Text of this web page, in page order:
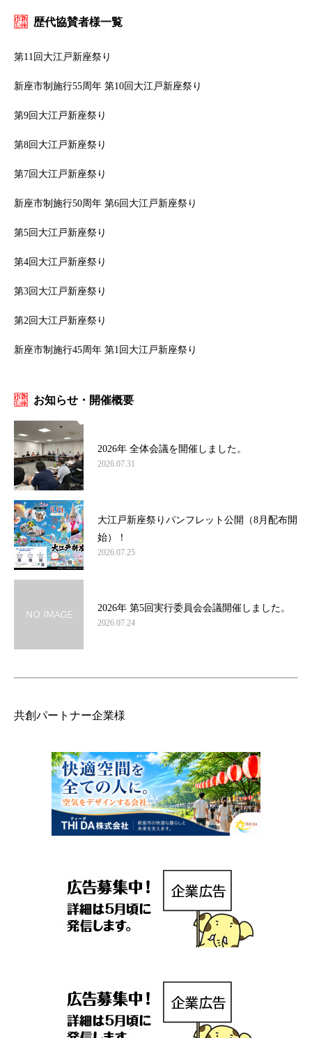
歴代協賛者様一覧
第11回大江戸新座祭り
新座市制施行55周年 第10回大江戸新座祭り
第9回大江戸新座祭り
第8回大江戸新座祭り
第7回大江戸新座祭り
新座市制施行50周年 第6回大江戸新座祭り
第5回大江戸新座祭り
第4回大江戸新座祭り
第3回大江戸新座祭り
第2回大江戸新座祭り
新座市制施行45周年 第1回大江戸新座祭り
お知らせ・開催概要
2026年 全体会議を開催しました。
2026.07.31
大江戸新座祭りパンフレット公開（8月配布開
始）！
2026.07.25
2026年 第5回実行委員会会議開催しました。
2026.07.24
共創パートナー企業様